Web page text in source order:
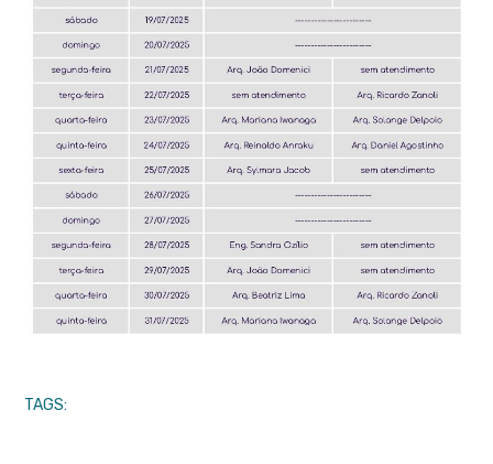
TAGS: